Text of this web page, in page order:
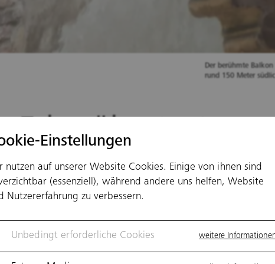
Einstellungen
nutzen auf unserer Website Cookies. Einige von ihnen sind
(essenziell), während andere uns helfen, Website
Nutzererfahrung zu verbessern.
Unbedingt erforderliche Cookies weitere
Der berühmte
rund 150 Meter
5 berühmtesten
der Welt
eignen sich perfekt für den großen
Auftritt und werden daher gerne zur